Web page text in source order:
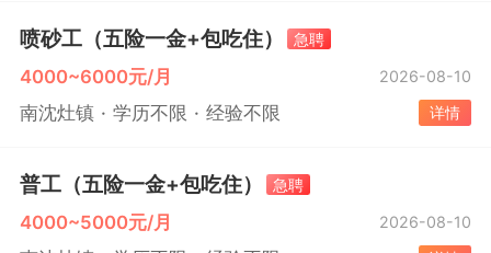
喷砂工（五险一金+包吃住） 急聘
4000~6000元/月 2026-08-10
南沈灶镇 学历不限 经验不限 详情
普工（五险一金+包吃住） 急聘
4000~5000元/月 2026-08-10